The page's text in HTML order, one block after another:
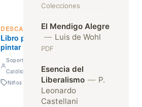
DESCARGAS:
Libro para
pintar
Soporte Voz
Católica
Niños
Colecciones
El Mendigo Alegre
— Luis de Wohl
PDF
Esencia del
Liberalismo — P.
Leonardo
Castellani